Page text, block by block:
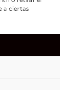
a ciertas